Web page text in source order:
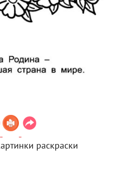
раскраски